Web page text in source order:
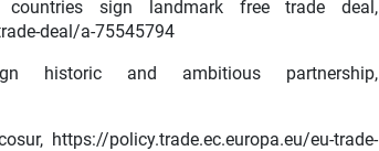
sign landmark free trade deal,
deal/a-75545794
historic and ambitious partnership,
https://policy.trade.ec.europa.eu/eu-trade-